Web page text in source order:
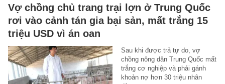
Vợ chồng chủ trang trại lợn ở Trung Quốc
rơi vào cảnh tán gia bại sản, mất trắng 15
triệu USD vì án oan
Sau khi được trả tự do, vợ
chồng nông dân Trung Quốc mất
trắng cơ nghiệp và phải gánh
khoản nợ hơn 30 triệu nhân